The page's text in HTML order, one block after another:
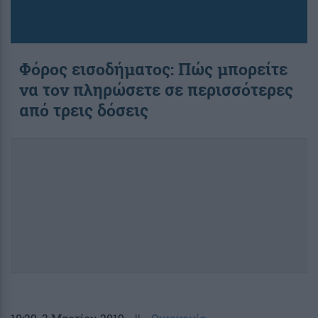
Φόρος εισοδήματος: Πώς μπορείτε
να τον πληρώσετε σε περισσότερες
από τρεις δόσεις